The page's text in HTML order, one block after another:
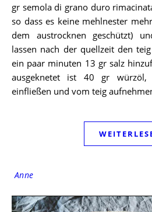
gr semola di grano duro
so dass es keine mehlnester
dem austrocknen geschützt)
lassen nach der quellzeit den
ein paar minuten 13 gr salz
ausgeknetet ist 40 gr würzöl,
einfließen und vom teig
Anne